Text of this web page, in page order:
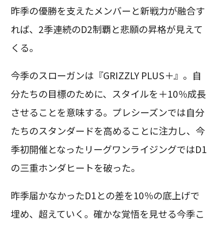
昨季の優勝を支えたメンバーと新戦力が融合す
れば、2季連続のD2制覇と悲願の昇格が見えて
くる。
今季のスローガンは『GRIZZLY PLUS＋』。自
分たちの目標のために、スタイルを＋10％成長
させることを意味する。プレシーズンでは自分
たちのスタンダードを高めることに注力し、今
季初開催となったリーグワンライジングではD1
の三重ホンダヒートを破った。
昨季届かなかったD1との差を10％の底上げで
埋め、超えていく。確かな覚悟を見せる今季こ